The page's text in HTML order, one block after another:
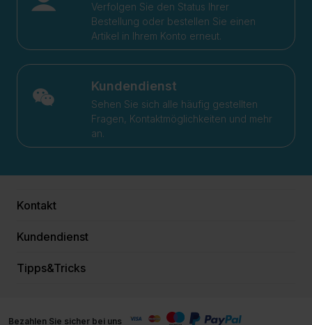
Verfolgen Sie den Status Ihrer
Bestellung oder bestellen Sie einen
Artikel in Ihrem Konto erneut.
Kundendienst
Sehen Sie sich alle häufig gestellten
Fragen, Kontaktmöglichkeiten und mehr
an.
Kontakt
Kundendienst
Tipps&Tricks
Bezahlen Sie sicher bei uns